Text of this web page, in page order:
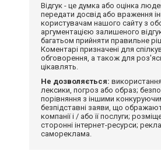
Відгук - це думка або оцінка
передати досвід або враження
користувачам нашого сайту з
аргументацією залишеного
багатьом прийняти правильне
Коментарі призначені для
обговорення, а також для
цікавлять.
Не дозволяється:
лексики, погроз або образ;
порівняння з іншими
безпідставні заяви, що
компанії і / або її послуги;
сторонні інтернет-ресурси;
самореклама.